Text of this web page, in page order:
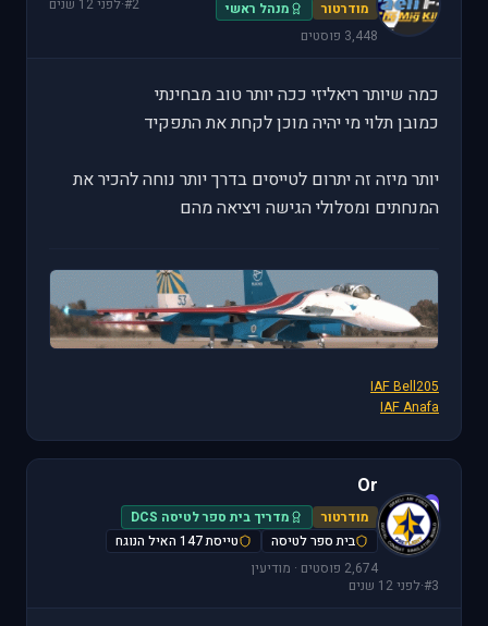
מודרטור
מנהל ראשי
3,448 פוסטים
#2
·לפני 12 שנים
כמה שיותר ריאליזי ככה יותר טוב מבחינתי
כמובן תלוי מי יהיה מוכן לקחת את התפקיד
יותר מיזה זה יתרום לטייסים בדרך יותר נוחה להכיר את
המנחתים ומסלולי הגישה ויציאה מהם
IAF Bell205
IAF Anafa
O
Or
מודרטור
מדריך בית ספר לטיסה DCS
בית ספר לטיסה
טייסת 147 האיל הנוגח
2,674 פוסטים · מודיעין
#3
·לפני 12 שנים